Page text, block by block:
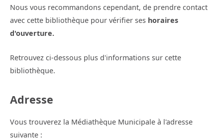
Nous vous recommandons cependant, de prendre contact
avec cette bibliothèque pour vérifier ses horaires
d'ouverture.
Retrouvez ci-dessous plus d'informations sur cette
bibliothèque.
Adresse
Vous trouverez la Médiathèque Municipale à l'adresse
suivante :